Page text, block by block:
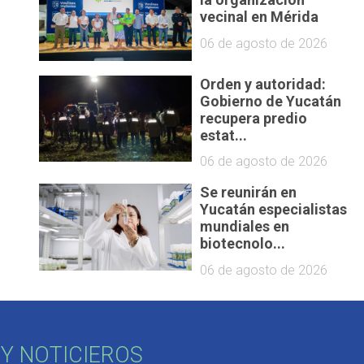
vecinal en Mérida
06 de agosto de 2026
Orden y autoridad:
Gobierno de Yucatán
recupera predio
estat...
06 de agosto de 2026
Se reunirán en
Yucatán especialistas
mundiales en
biotecnolo...
06 de agosto de 2026
NOTICIEROS